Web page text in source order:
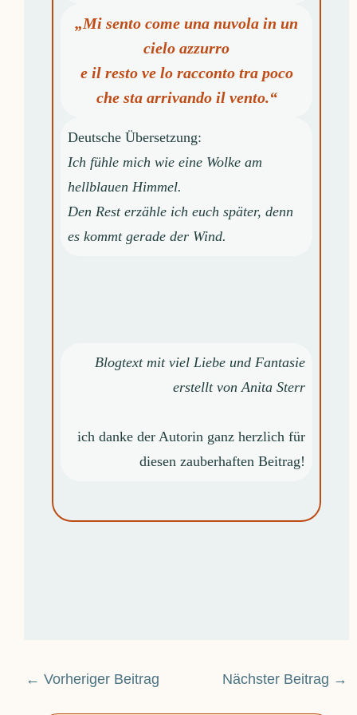
„Mi sento come una nuvola in un
cielo azzurro
e il resto ve lo racconto tra poco
che sta arrivando il vento.“
Deutsche Übersetzung:
Ich fühle mich wie eine Wolke am
hellblauen Himmel.
Den Rest erzähle ich euch später, denn
es kommt gerade der Wind.
Blogtext mit viel Liebe und Fantasie
erstellt von Anita Sterr
ich danke der Autorin ganz herzlich für
diesen zauberhaften Beitrag!
← Vorheriger Beitrag Nächster Beitrag →